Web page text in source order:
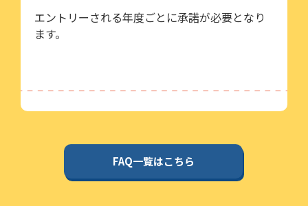
エントリーされる年度ごとに承諾が必要となり
ます。
FAQ一覧はこちら